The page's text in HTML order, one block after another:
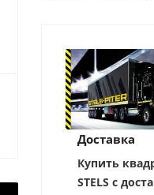
Доставка
Купить
STELS с